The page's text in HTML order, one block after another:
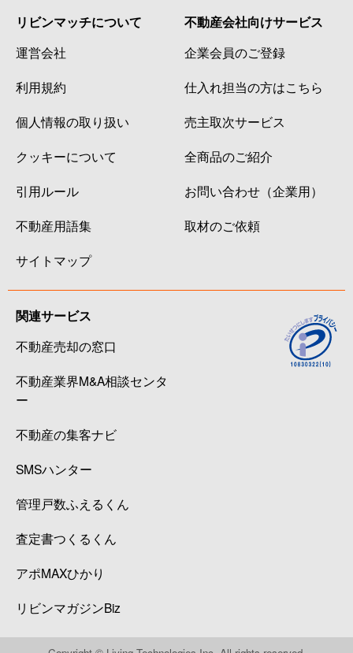
リビンマッチについて
運営会社
利用規約
個人情報の取り扱い
クッキーについて
引用ルール
不動産用語集
サイトマップ
不動産会社向けサービス
企業会員のご登録
仕入れ担当の方はこちら
売主取次サービス
全商品のご紹介
お問い合わせ（企業用）
取材のご依頼
関連サービス
不動産売却の窓口
不動産業界M&A相談センタ
ー
不動産の集客ナビ
SMSハンター
管理戸数ふえるくん
査定書つくるくん
アポMAXひかり
リビンマガジンBiz